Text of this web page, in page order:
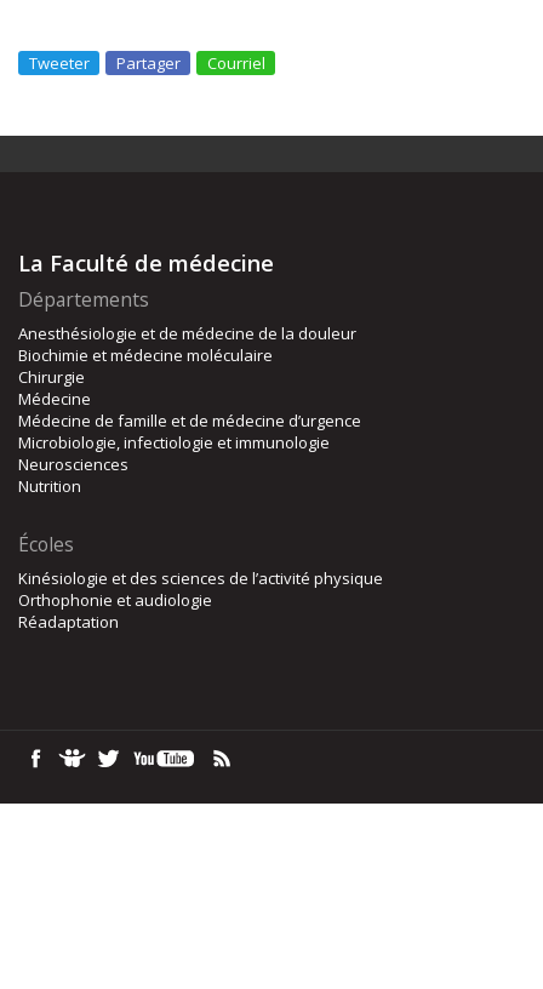
Tweeter Partager Courriel
La Faculté de médecine
Départements
Anesthésiologie et de médecine de la douleur
Biochimie et médecine moléculaire
Chirurgie
Médecine
Médecine de famille et de médecine d’urgence
Microbiologie, infectiologie et immunologie
Neurosciences
Nutrition
Écoles
Kinésiologie et des sciences de l’activité physique
Orthophonie et audiologie
Réadaptation